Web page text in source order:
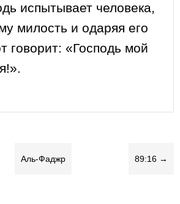
испытывает человека,
милость и одаряя его
говорит: «Господь мой
Аль-Фаджр 89:16 →